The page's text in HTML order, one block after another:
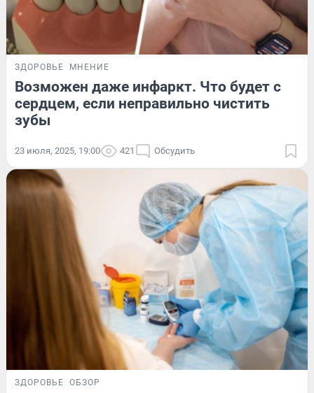
ЗДОРОВЬЕ МНЕНИЕ
Возможен даже инфаркт. Что будет с
сердцем, если неправильно чистить
зубы
23 июля, 2025, 19:00 421 Обсудить
ЗДОРОВЬЕ ОБЗОР